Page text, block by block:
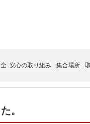
･安心の取り組み 集合場所
。